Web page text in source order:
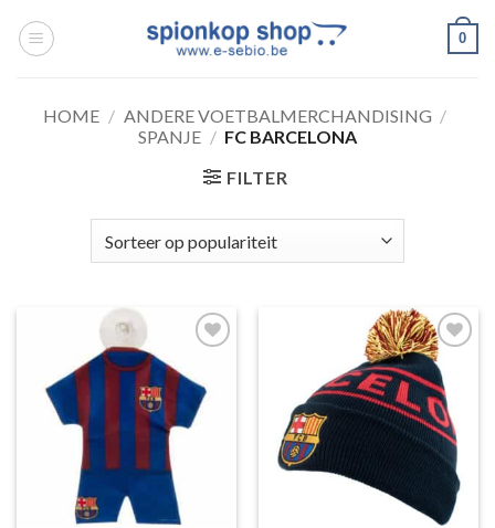
naar
0
HOME / ANDERE VOETBALMERCHANDISING /
SPANJE / FC BARCELONA
FILTER
Toevoegen
aan
wenslijst
Toevoegen
aan
wenslijst